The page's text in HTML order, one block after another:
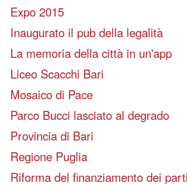
Expo 2015
Inaugurato il pub della legalità
La memoria della città in un'app
Liceo Scacchi Bari
Mosaico di Pace
Parco Bucci lasciato al degrado
Provincia di Bari
Regione Puglia
Riforma del finanziamento dei